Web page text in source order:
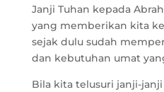
Janji Tuhan kepada
yang memberikan kita
sejak dulu sudah
dan kebutuhan umat
Bila kita telusuri janji-